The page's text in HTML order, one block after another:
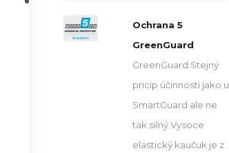
Ochrana 5
GreenGuard
GreenGuard.Stejný
pricip účinnosti jako u
SmartGuard ale ne
tak silný.Vysoce
elastický kaučuk je z